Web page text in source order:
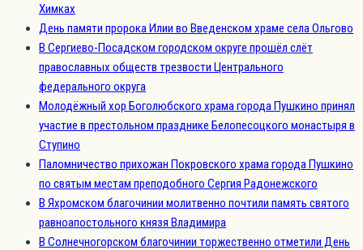
Химках
День памяти пророка Илии во Введенском храме села Ольгово
В Сергиево-Посадском городском округе прошёл слёт
православных обществ трезвости Центрального
федерального округа
Молодёжный хор Боголюбского храма города Пушкино принял
участие в престольном празднике Белопесоцкого монастыря в
Ступино
Паломничество прихожан Покровского храма города Пушкино
по святым местам преподобного Сергия Радонежского
В Яхромском благочинии молитвенно почтили память святого
равноапостольного князя Владимира
В Солнечногорском благочинии торжественно отметили День